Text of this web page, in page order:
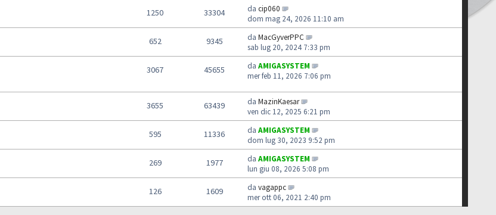
1250 33304 da cip060
dom mag 24, 2026 11:10 am
652 9345 da MacGyverPPC
sab lug 20, 2024 7:33 pm
3067 45655 da AMIGASYSTEM
mer feb 11, 2026 7:06 pm
3655 63439 da MazinKaesar
ven dic 12, 2025 6:21 pm
595 11336 da AMIGASYSTEM
dom lug 30, 2023 9:52 pm
269 1977 da AMIGASYSTEM
lun giu 08, 2026 5:08 pm
126 1609 da vagappc
mer ott 06, 2021 2:40 pm